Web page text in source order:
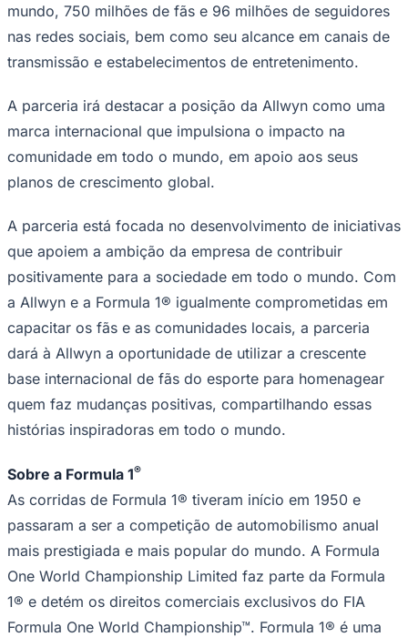
Fluminense
Vasco
mundo, 750 milhões de fãs e 96 milhões de seguidores
nas redes sociais, bem como seu alcance em canais de
transmissão e estabelecimentos de entretenimento.
A parceria irá destacar a posição da Allwyn como uma
marca internacional que impulsiona o impacto na
comunidade em todo o mundo, em apoio aos seus
planos de crescimento global.
A parceria está focada no desenvolvimento de iniciativas
que apoiem a ambição da empresa de contribuir
positivamente para a sociedade em todo o mundo. Com
a Allwyn e a Formula 1® igualmente comprometidas em
capacitar os fãs e as comunidades locais, a parceria
dará à Allwyn a oportunidade de utilizar a crescente
base internacional de fãs do esporte para homenagear
quem faz mudanças positivas, compartilhando essas
histórias inspiradoras em todo o mundo.
Sobre a Formula 1®
As corridas de Formula 1® tiveram início em 1950 e
passaram a ser a competição de automobilismo anual
mais prestigiada e mais popular do mundo. A Formula
One World Championship Limited faz parte da Formula
1® e detém os direitos comerciais exclusivos do FIA
Formula One World Championship™. Formula 1® é uma